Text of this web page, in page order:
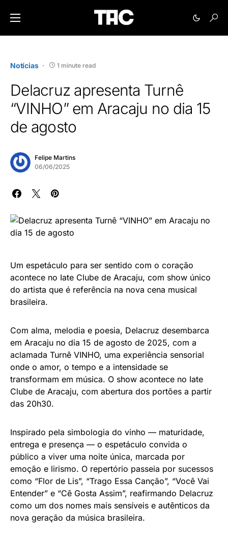
Notícias 1 minute read
Delacruz apresenta Turnê
“VINHO” em Aracaju no dia 15
de agosto
Felipe Martins
06/06/2025
Um espetáculo para ser sentido com o coração
acontece no Iate Clube de Aracaju, com show único
do artista que é referência na nova cena musical
brasileira.
Com alma, melodia e poesia, Delacruz desembarca
em Aracaju no dia 15 de agosto de 2025, com a
aclamada Turnê VINHO, uma experiência sensorial
onde o amor, o tempo e a intensidade se
transformam em música. O show acontece no Iate
Clube de Aracaju, com abertura dos portões a partir
das 20h30.
Inspirado pela simbologia do vinho — maturidade,
entrega e presença — o espetáculo convida o
público a viver uma noite única, marcada por
emoção e lirismo. O repertório passeia por sucessos
como “Flor de Lis”, “Trago Essa Canção”, “Você Vai
Entender” e “Cê Gosta Assim”, reafirmando Delacruz
como um dos nomes mais sensíveis e autênticos da
nova geração da música brasileira.